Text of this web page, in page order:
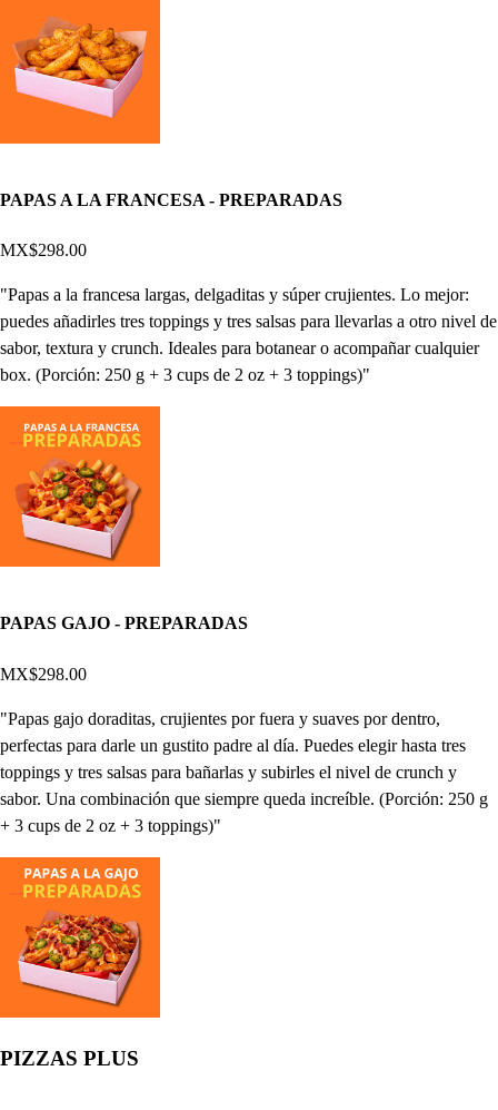
PAPAS A LA FRANCESA - PREPARADAS
MX$298.00
"Papas a la francesa largas, delgaditas y súper crujientes. Lo mejor:
puedes añadirles tres toppings y tres salsas para llevarlas a otro nivel de
sabor, textura y crunch. Ideales para botanear o acompañar cualquier
box. (Porción: 250 g + 3 cups de 2 oz + 3 toppings)"
PAPAS GAJO - PREPARADAS
MX$298.00
"Papas gajo doraditas, crujientes por fuera y suaves por dentro,
perfectas para darle un gustito padre al día. Puedes elegir hasta tres
toppings y tres salsas para bañarlas y subirles el nivel de crunch y
sabor. Una combinación que siempre queda increíble. (Porción: 250 g
+ 3 cups de 2 oz + 3 toppings)"
PIZZAS PLUS